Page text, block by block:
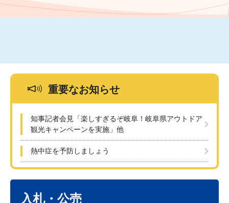
文
重要なお知らせ
知事記者会見「楽しすぎるぞ岐阜！岐阜県アウトドア
観光キャンペーンを実施」他
熱中症を予防しましょう
入札・公売